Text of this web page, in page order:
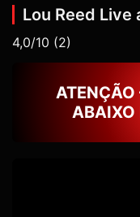
Lou Reed
4,0/10 (2)
ATENÇÃO
ABAIXO